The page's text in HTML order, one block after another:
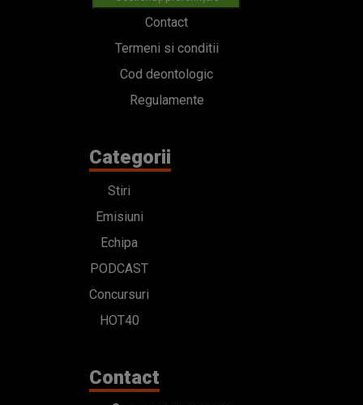
Contact
Termeni si conditii
Cod deontologic
Regulamente
Categorii
Stiri
Emisiuni
Echipa
PODCAST
Concursuri
HOT40
Contact